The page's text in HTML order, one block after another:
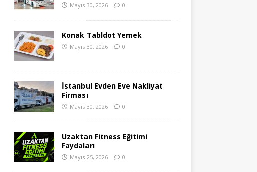
Mayıs 30, 2026 0
Konak Tabldot Yemek
Mayıs 30, 2026 0
İstanbul Evden Eve Nakliyat
Firması
Mayıs 30, 2026 0
Uzaktan Fitness Eğitimi
Faydaları
Mayıs 25, 2026 0